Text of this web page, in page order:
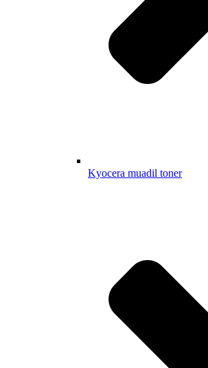
Kyocera muadil toner